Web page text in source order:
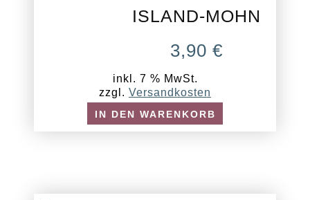
ISLAND-MOHN
3,90€
inkl. 7 % MwSt.
zzgl. Versandkosten
IN DEN WARENKORB